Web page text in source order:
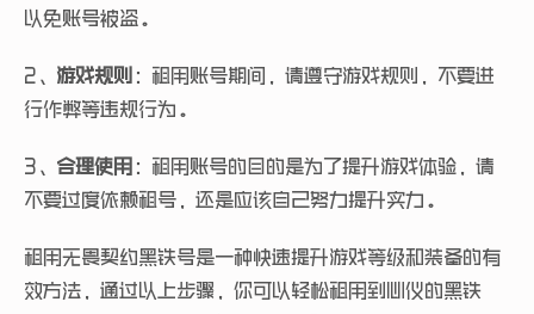
以免账号被盗。
2、 游戏规则 ：租用账号期间，请遵守游戏规则，不要进
行作弊等违规行为。
3、 合理使用 ：租用账号的目的是为了提升游戏体验，请
不要过度依赖租号，还是应该自己努力提升实力。
租用无畏契约黑铁号是一种快速提升游戏等级和装备的有
效方法，通过以上步骤，你可以轻松租用到心仪的黑铁